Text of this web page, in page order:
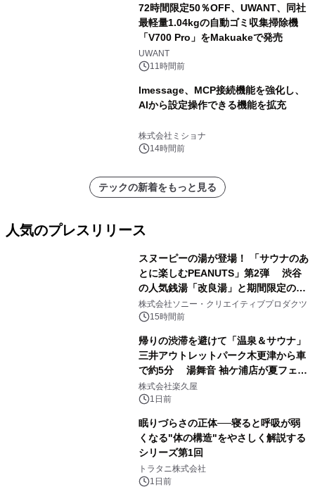
72時間限定50％OFF、UWANT、同社
最軽量1.04kgの自動ゴミ収集掃除機
「V700 Pro」をMakuakeで発売
UWANT
11時間前
lmessage、MCP接続機能を強化し、
AIから設定操作できる機能を拡充
株式会社ミショナ
14時間前
テックの新着をもっと見る
人気のプレスリリース
スヌーピーの湯が登場！ 「サウナのあ
とに楽しむPEANUTS」第2弾 渋谷
の人気銭湯「改良湯」と期間限定のコ
ラボレーション サウナイキタイコラ
ボグッズも発売決定！
株式会社ソニー・クリエイティブプロダクツ
15時間前
帰りの渋滞を避けて「温泉＆サウナ」
三井アウトレットパーク木更津から車
で約5分 湯舞音 袖ケ浦店が夏フェア
メニューを提供
株式会社楽久屋
1日前
眠りづらさの正体──寝ると呼吸が弱
くなる"体の構造"をやさしく解説する
シリーズ第1回
トラタニ株式会社
1日前